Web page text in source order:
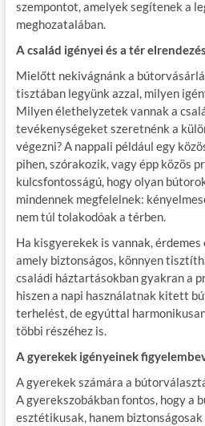
szempontot, amelyek segítenek a
meghozatalában.
A család igényei és a tér
Mielőtt nekivágnánk a
tisztában legyünk azzal, milyen
Milyen élethelyzetek vannak a
tevékenységeket szeretnénk a
végezni? A nappali például egy
pihen, szórakozik, vagy épp közös
kulcsfontosságú, hogy olyan
mindennek megfelelnek:
nem túl tolakodóak a térben.
Ha kisgyerekek is vannak,
amely biztonságos, könnyen
családi háztartásokban gyakran a
hiszen a napi használatnak kitett
terhelést, de egyúttal
többi részéhez is.
A gyerekek igényeinek
A gyerekek számára a
A gyerekszobákban fontos, hogy a
esztétikusak, hanem